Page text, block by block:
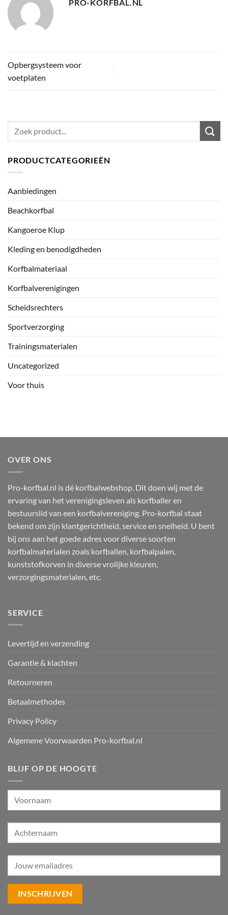
PRO-KORFBAL.NL
Opbergsysteem voor
voetplaten
PRODUCTCATEGORIEËN
Aanbiedingen
Beachkorfbal
Kangoeroe Klup
Kleding en benodigdheden
Korfbalmateriaal
Korfbalverenigingen
Scheidsrechters
Sportverzorging
Trainingsmaterialen
Uncategorized
Voor thuis
OVER ONS
Pro-korfbal.nl is dé korfbalwebshop. Dit doen wij met de
ervaring van het verenigingsleven als korfballer en
bestuurslid van een korfbalvereniging. Pro-korfbal staat
bekend om zijn klantgerichtheid, service en snelheid. U bent
bij ons aan het goede adres voor diverse soorten
korfbalmaterialen zoals korfballen, korfbalpalen,
kunststofkorven in diverse vrolijke kleuren,
verzorgingsmaterialen, etc.
SERVICE
Levertijd en verzending
Garantie & klachten
Retourneren
Betaalmethodes
Privacy Policy
Algemene Voorwaarden Pro-korfbal.nl
BLIJF OP DE HOOGTE